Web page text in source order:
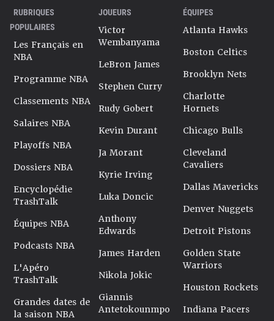
RUBRIQUES
POPULAIRES
Les Français en
NBA
Programme NBA
Classements NBA
Salaires NBA
Playoffs NBA
Dossiers NBA
Encyclopédie
TrashTalk
Équipes NBA
Podcasts NBA
L'Apéro
TrashTalk
Grandes dates de
la saison NBA
JOUEURS
Victor
Wembanyama
LeBron James
Stephen Curry
Rudy Gobert
Kevin Durant
Ja Morant
Kyrie Irving
Luka Doncic
Anthony
Edwards
James Harden
Nikola Jokic
Giannis
Antetokounmpo
ÉQUIPES
Atlanta Hawks
Boston Celtics
Brooklyn Nets
Charlotte
Hornets
Chicago Bulls
Cleveland
Cavaliers
Dallas Mavericks
Denver Nuggets
Detroit Pistons
Golden State
Warriors
Houston Rockets
Indiana Pacers